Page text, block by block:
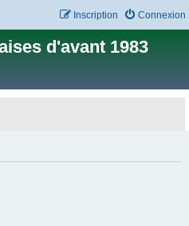
Connexion
Inscription
d'avant 1983